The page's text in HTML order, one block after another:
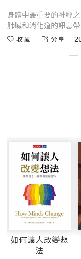
參考資料
令人著迷……你再
了。
的感官能力，從
識……閱讀《超級
—— 墨黔（Jo
令人讚嘆的感官
感知能力。
鄧子衿 譯者
獎，譯稿散見於
譯有《與路共生
印刷規
重
身體中最重要的神經
肺臟和消化道的訊息
炎、高EQ、好的記憶
收藏 分享
如何讓人改變想
法